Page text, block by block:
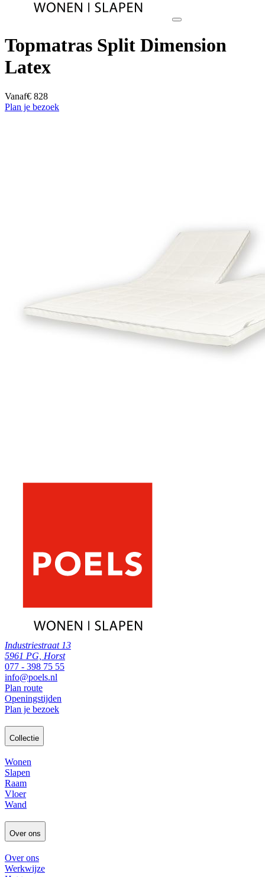
Topmatras Split Dimension
Latex
Vanaf€ 828
Plan je bezoek
Industriestraat 13
5961 PG, Horst
077 - 398 75 55
info@poels.nl
Plan route
Openingstijden
Plan je bezoek
Collectie
Wonen
Slapen
Raam
Vloer
Wand
Over ons
Over ons
Werkwijze